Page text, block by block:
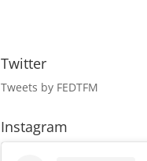
Twitter
Tweets by FEDTFM
Instagram